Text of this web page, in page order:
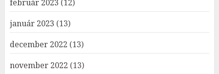
február 2023 (12)
január 2023 (13)
december 2022 (13)
november 2022 (13)